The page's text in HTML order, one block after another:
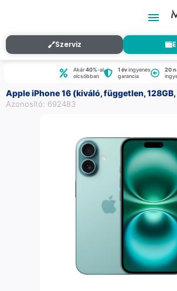
Szerviz
Akár40%-al
olcsóbban
1 évingyenes
garancia
20
Apple iPhone 16 (kiváló, független,
Azonosító: 692483